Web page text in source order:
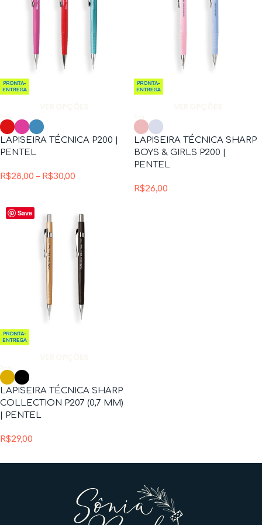
LAPISEIRA TÉCNICA P200 |
PENTEL
R$28,00 – R$30,00
LAPISEIRA TÉCNICA SHARP
BOYS & GIRLS P200 |
PENTEL
R$26,00
Save
LAPISEIRA TÉCNICA SHARP
COLLECTION P207 (0,7 MM)
| PENTEL
R$29,00